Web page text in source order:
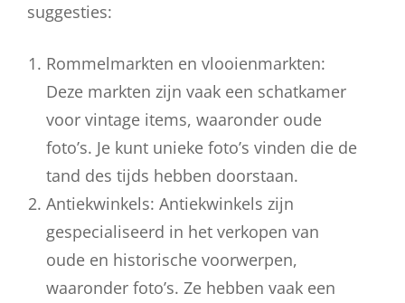
suggesties:
Rommelmarkten en vlooienmarkten:
Deze markten zijn vaak een schatkamer
voor vintage items, waaronder oude
foto’s. Je kunt unieke foto’s vinden die de
tand des tijds hebben doorstaan.
Antiekwinkels: Antiekwinkels zijn
gespecialiseerd in het verkopen van
oude en historische voorwerpen,
waaronder foto’s. Ze hebben vaak een